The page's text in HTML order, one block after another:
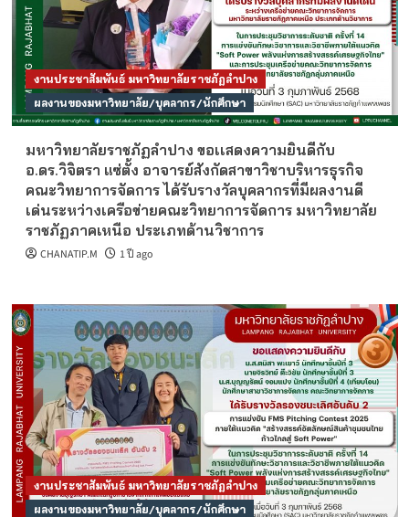
งานประชาสัมพันธ์ มหาวิทยาลัยราชภัฏลำปาง
ผลงานของมหาวิทยาลัย/บุคลากร/นักศึกษา
มหาวิทยาลัยราชภัฏลำปาง ขอเเสดงความยินดีกับ
อ.ดร.วิจิตรา แซ่ตั้ง อาจารย์สังกัดสาขาวิชาบริหารธุรกิจ
คณะวิทยาการจัดการ ได้รับรางวัลบุคลากรที่มีผลงานดี
เด่นระหว่างเครือข่ายคณะวิทยาการจัดการ มหาวิทยาลัย
ราชภัฏภาคเหนือ ประเภทด้านวิชาการ
CHANATIP.M 1 ปี ago
งานประชาสัมพันธ์ มหาวิทยาลัยราชภัฏลำปาง
ผลงานของมหาวิทยาลัย/บุคลากร/นักศึกษา